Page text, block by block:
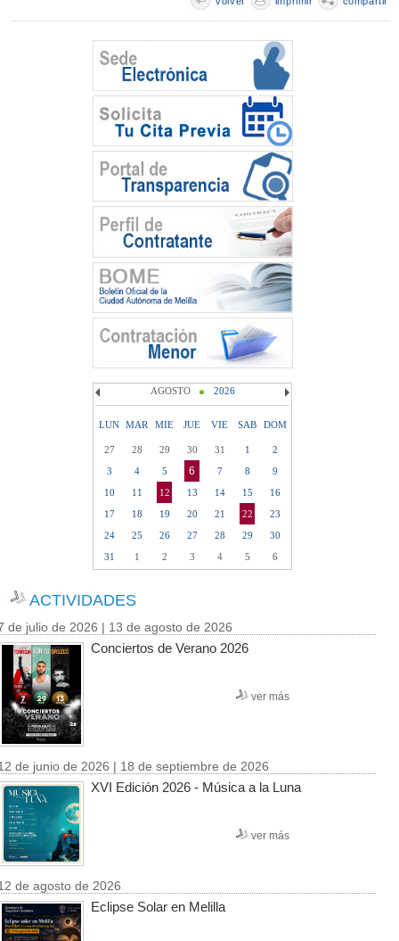
AGOSTO 2026
LUN MAR MIE JUE VIE SAB DOM
27 28 29 30 31 1
2
3
4 5 6 7 8
9
10
11 12 13 14 15
16
17
18 19 20 21 22
23
24
25 26 27 28 29
30
31
1 2 3 4 5 6
ACTIVIDADES
de julio de 2026 | 13 de agosto de 2026
Conciertos de Verano 2026
ver más
de junio de 2026 | 18 de septiembre de 2026
XVI Edición 2026 - Música a la Luna
ver más
de agosto de 2026
Eclipse Solar en Melilla